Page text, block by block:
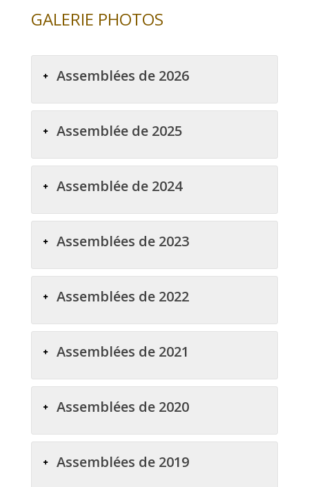
GALERIE PHOTOS
Assemblées de 2026
Assemblée de 2025
Assemblée de 2024
Assemblées de 2023
Assemblées de 2022
Assemblées de 2021
Assemblées de 2020
Assemblées de 2019